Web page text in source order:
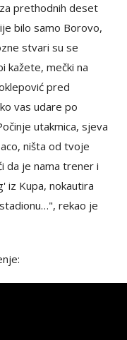
prethodnih deset
bilo samo Borovo,
stvari su se
kažete, mečki na
pred
vas udare po
utakmica, sjeva
ništa od tvoje
da je nama trener i
iz Kupa, nokautira
rekao je